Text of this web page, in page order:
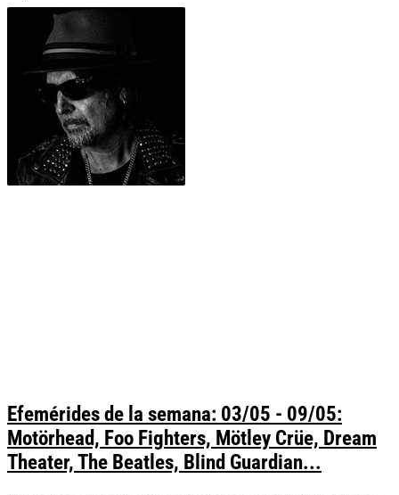
Efemérides de la semana: 03/05 - 09/05:
Motörhead, Foo Fighters, Mötley Crüe, Dream
Theater, The Beatles, Blind Guardian...